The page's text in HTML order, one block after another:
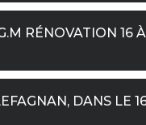
RÉNOVATION 16
DANS LE